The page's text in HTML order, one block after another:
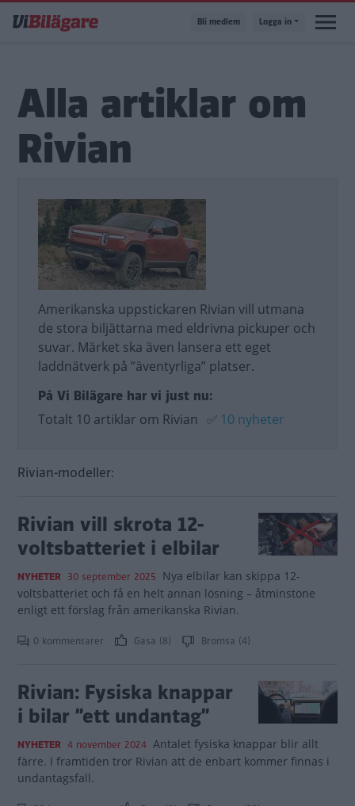
till
Bli medlem Logga in
Alla artiklar om
Rivian
Amerikanska uppstickaren Rivian vill utmana
de stora biljättarna med eldrivna pickuper och
suvar. Märket ska även lansera ett eget
laddnätverk på ”äventyrliga” platser.
På Vi Bilägare har vi just nu:
Totalt 10 artiklar om Rivian ✅ 10 nyheter
Rivian-modeller:
Rivian vill skrota 12-
voltsbatteriet i elbilar
NYHETER 30 september 2025 Nya elbilar kan skippa 12-
voltsbatteriet och få en helt annan lösning – åtminstone
enligt ett förslag från amerikanska Rivian.
0 kommentarer Gasa (8) Bromsa (4)
Rivian: Fysiska knappar
i bilar ”ett undantag”
NYHETER 4 november 2024 Antalet fysiska knappar blir allt
färre. I framtiden tror Rivian att de enbart kommer finnas i
undantagsfall.